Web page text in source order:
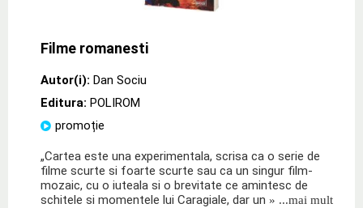
Filme romanesti
Autor(i): Dan Sociu
Editura: POLIROM
promoție
„Cartea este una experimentala, scrisa ca o serie de
filme scurte si foarte scurte sau ca un singur film-
mozaic, cu o iuteala si o brevitate ce amintesc de
schitele si momentele lui Caragiale, dar un » ...mai mult